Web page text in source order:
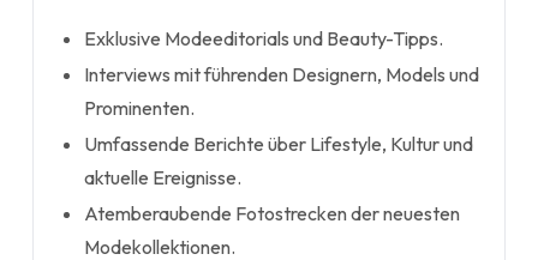
Exklusive Modeeditorials und Beauty-Tipps.
Interviews mit führenden Designern, Models und
Prominenten.
Umfassende Berichte über Lifestyle, Kultur und
aktuelle Ereignisse.
Atemberaubende Fotostrecken der neuesten
Modekollektionen.